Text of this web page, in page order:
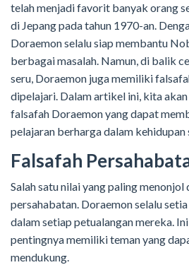
telah menjadi favorit banyak orang
di Jepang pada tahun 1970-an.
Doraemon selalu siap membantu
berbagai masalah. Namun, di balik
seru, Doraemon juga memiliki
dipelajari. Dalam artikel ini, kita
falsafah Doraemon yang dapat
pelajaran berharga dalam kehidupan
Falsafah
Salah satu nilai yang paling
persahabatan. Doraemon selalu
dalam setiap petualangan mereka.
pentingnya memiliki teman yang
mendukung.